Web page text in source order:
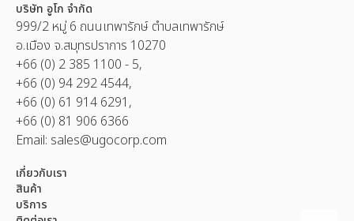
บริษัท อูโก จำกัด
999/2 หมู่ 6 ถนนเทพารักษ์ ตำบลเทพารักษ์
อ.เมือง จ.สมุทรปราการ 10270
+66 (0) 2 385 1100 - 5,
+66 (0) 94 292 4544,
+66 (0) 61 914 6291,
+66 (0) 81 906 6366
Email: sales@ugocorp.com
เกี่ยวกับเรา
สินค้า
บริการ